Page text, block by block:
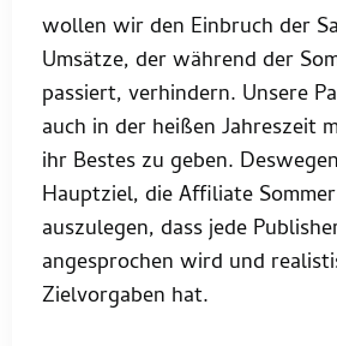
wollen wir den Einbruch der
Umsätze, der während der
passiert, verhindern. Unsere
auch in der heißen Jahreszeit
ihr Bestes zu geben.
Hauptziel, die Affiliate
auszulegen, dass jede
angesprochen wird und
Zielvorgaben hat.